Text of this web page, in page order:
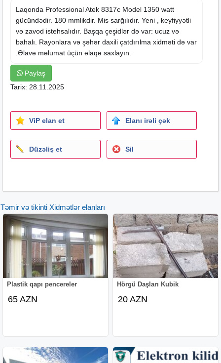
Laqonda Professional Atek 8317c Model 1350 watt
gücündədir. 180 mmlikdir. Mis sarğılıdır. Yeni , keyfiyyətli
və zavod istehsalıdır. Başqa çeşidlər də var: ucuz və
bahalı. Rayonlara və şəhər daxili çatdırılma xidməti də var
.Əlavə məlumat üçün əlaqə saxlayın.
Paylaş
Tarix: 28.11.2025
ViP elan et Elanı irəli çək
Düzəliş et Sil
Təmir və tikinti Xidmətlər elanları
Plastik qapı pencereler
65 AZN
Hörgü Daşları Kubik
20 AZN